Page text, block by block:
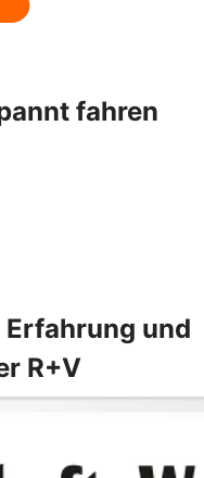
fahren
und
R+V